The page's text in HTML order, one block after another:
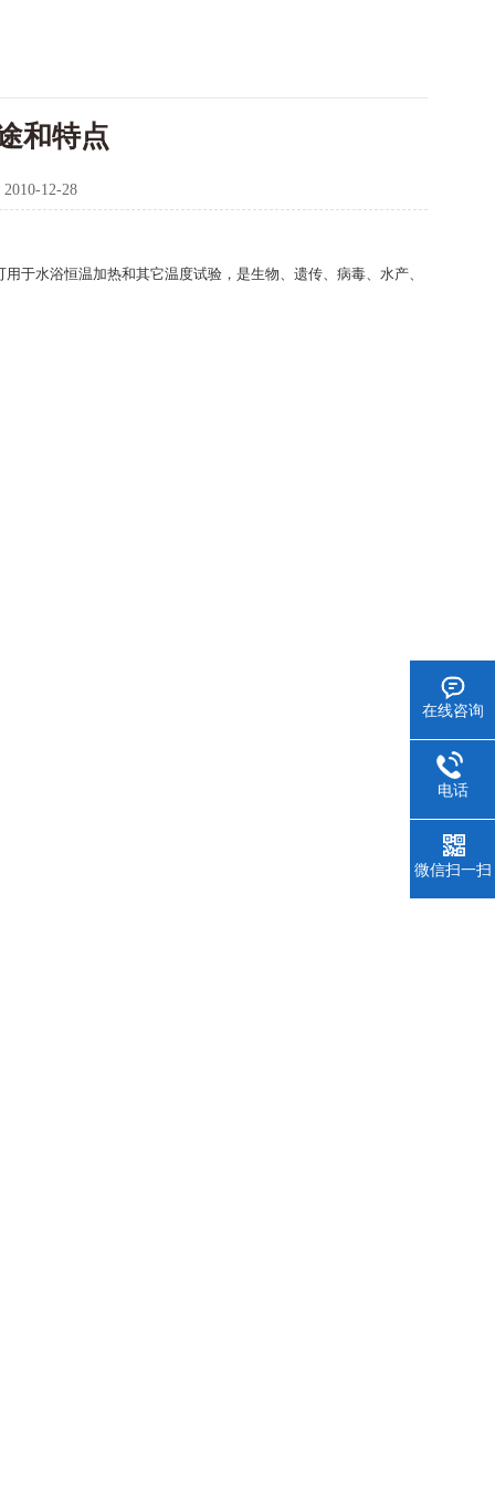
和特点
2010-12-28
于水浴恒温加热和其它温度试验，是生物、遗传、病毒、水产、
在线咨询
电话
微信扫一扫